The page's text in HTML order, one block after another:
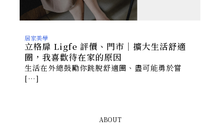
居家美學
立格扉 Ligfe 評價、門市｜擴大生活舒適
圈，我喜歡待在家的原因
生活在外總鼓勵你跳脫舒適圈、盡可能勇於嘗
[…]
ABOUT